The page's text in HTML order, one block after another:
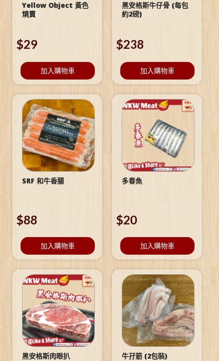
Yellow Object 黃色
燒賣
$29
加入購物車
黑安格斯牛仔骨 (每包
約2磅)
$238
加入購物車
SRF 和牛香腸
$88
加入購物車
多春魚
$20
加入購物車
黑安格斯肉眼扒 牛孖筋 (2包裝)